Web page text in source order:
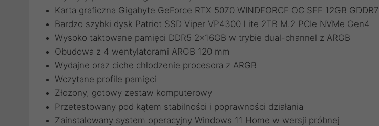
Karta graficzna Gigabyte GeForce RTX 5070 WINDFORCE OC SFF 12GB GDDR7
Bardzo szybki dysk Patriot SSD Viper VP4300 Lite 2TB M.2 PCIe NVMe Gen4
Wysoko taktowane pamięci DDR5 2x16GB w trybie dual-channel z ARGB
Obudowa z 4 wentylatorami ARGB 120 mm
Wydajne oraz ciche chłodzenie procesora z ARGB
Wczytane profile pamięci
Złożony, gotowy zestaw komputerowy
Przetestowany pod kątem stabilności i poprawności działania
Zainstalowany system operacyjny Windows 11 Home w wersji próbnej